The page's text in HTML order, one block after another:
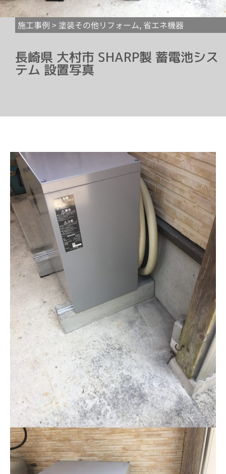
施工事例 > 塗装その他リフォーム, 省エネ機器
長崎県 大村市 SHARP製 蓄電池シス
テム 設置写真